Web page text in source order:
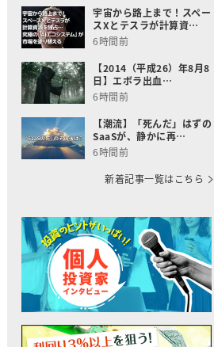
宇宙から路上まで！スペー
スXとテスラが計算資…
6時間前
【2014（平成26）年8月8
日】エボラ出血…
6時間前
【潮流】「死んだ」はずの
SaaSが、静かに再…
6時間前
新着記事一覧はこちら